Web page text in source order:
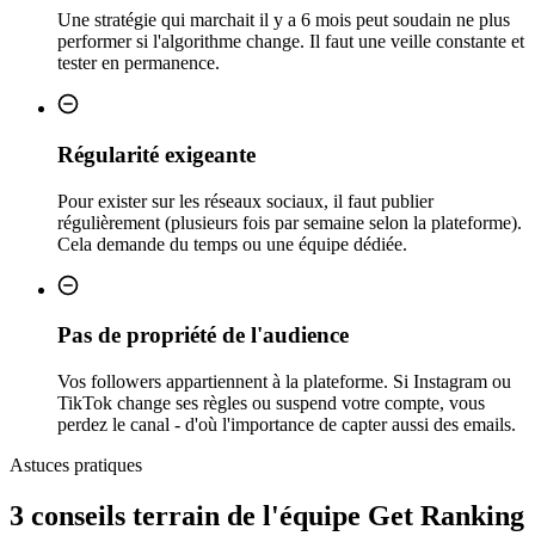
Une stratégie qui marchait il y a 6 mois peut soudain ne plus
performer si l'algorithme change. Il faut une veille constante et
tester en permanence.
Régularité exigeante
Pour exister sur les réseaux sociaux, il faut publier
régulièrement (plusieurs fois par semaine selon la plateforme).
Cela demande du temps ou une équipe dédiée.
Pas de propriété de l'audience
Vos followers appartiennent à la plateforme. Si Instagram ou
TikTok change ses règles ou suspend votre compte, vous
perdez le canal - d'où l'importance de capter aussi des emails.
Astuces pratiques
3 conseils terrain de l'équipe Get Ranking